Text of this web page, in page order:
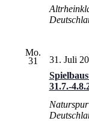
Mo.
31
31.7.-
31. Juli